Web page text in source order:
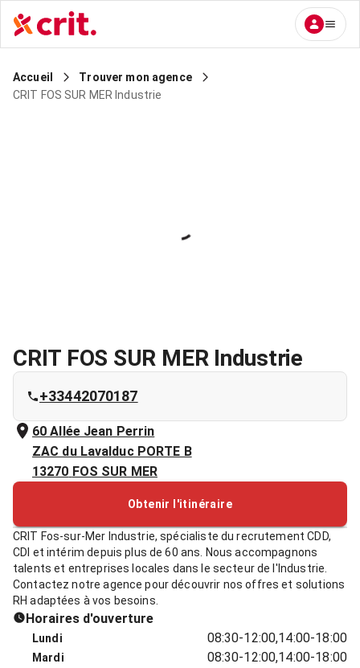
Accueil
Trouver mon agence
CRIT FOS SUR MER Industrie
CRIT FOS SUR MER Industrie
+33442070187
60 Allée Jean Perrin
ZAC du Lavalduc PORTE B
13270 FOS SUR MER
Obtenir l'itinéraire
CRIT Fos-sur-Mer Industrie, spécialiste du recrutement CDD,
CDI et intérim depuis plus de 60 ans. Nous accompagnons
talents et entreprises locales dans le secteur de l'Industrie.
Contactez notre agence pour découvrir nos offres et solutions
RH adaptées à vos besoins.
Horaires d'ouverture
Lundi 08:30-12:00,14:00-18:00
Mardi 08:30-12:00,14:00-18:00